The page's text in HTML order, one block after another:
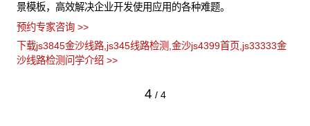
景模板，高效解决企业开发使用应用的各种难题。
预约专家咨询 >>
下载js3845金沙线路,js345线路检测,金沙js4399首页,js33333金
沙线路检测问学介绍 >>
4 / 4